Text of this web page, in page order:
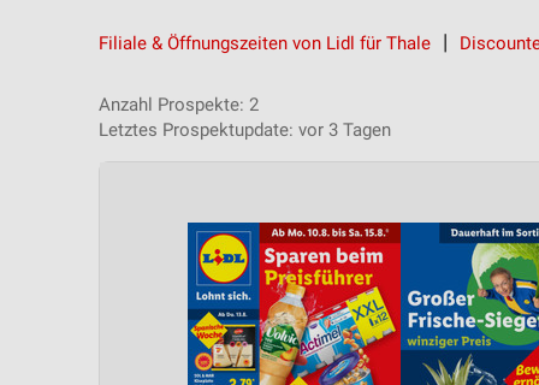
Filiale & Öffnungszeiten von Lidl für Thale
Anzahl Prospekte: 2
Letztes Prospektupdate: vor 3 Tagen